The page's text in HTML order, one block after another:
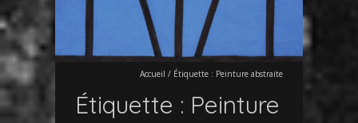
Accueil / Étiquette : Peinture abstraite
Étiquette : Peinture